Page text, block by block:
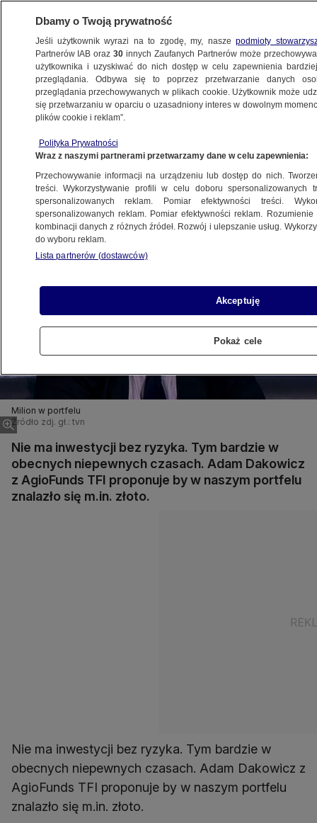
BIZNES
Z KRAJU
7.05.2010, 19:28Aktualizacja:7.05.2010, 18:17
Udostępnij
Milion w portfelu
Źródło zdj. gł.: tvn
Nie ma inwestycji bez ryzyka. Tym bardzie w
obecnych niepewnych czasach. Adam Dakowicz
z AgioFunds TFI proponuje by w naszym portfelu
znalazło się m.in. złoto.
Nie ma inwestycji bez ryzyka. Tym bardzie w
obecnych niepewnych czasach. Adam Dakowicz z
AgioFunds TFI proponuje by w naszym portfelu
znalazło się m.in. złoto.
Dbamy o Twoją prywatność
Jeśli użytkownik wyrazi na to zgodę, my, naszepodmioty
Partnerów IAB oraz30 innych Zaufanych Partnerów może
użytkownika i uzyskiwać do nich dostęp w celu zapewnienia
przeglądania. Odbywa się to poprzez przetwarzanie danych
przeglądania przechowywanych w plikach cookie. Użytkownik może
się przetwarzaniu w oparciu o uzasadniony interes w dowolnym
plików cookie i reklam”.
Polityka Prywatności
Wraz z naszymi partnerami przetwarzamy dane w celu zapewnienia:
Przechowywanie informacji na urządzeniu lub dostęp do nich.
treści. Wykorzystywanie profili w celu doboru spersonalizowanych
spersonalizowanych reklam. Pomiar efektywności treści.
spersonalizowanych reklam. Pomiar efektywności reklam.
kombinacji danych z różnych źródeł. Rozwój i ulepszanie usług.
do wyboru reklam.
Lista partnerów (dostawców)
Akceptuję
Pokaż cele